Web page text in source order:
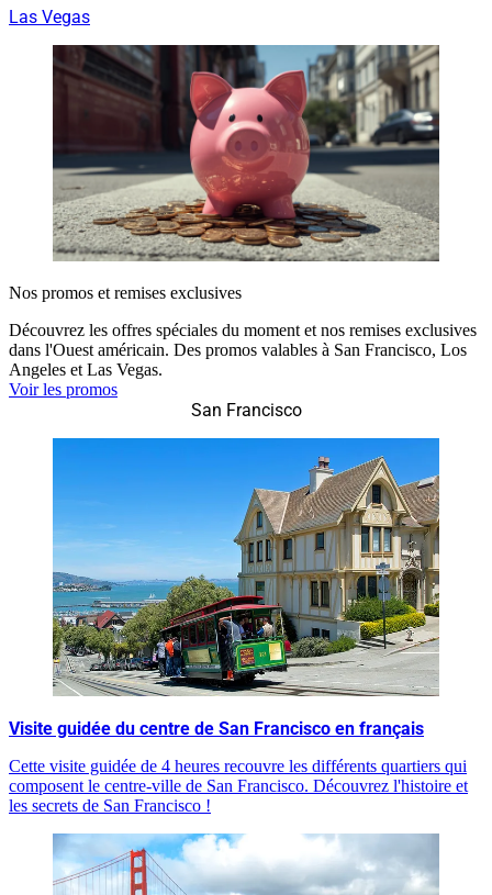
Las Vegas
Nos promos et remises exclusives
Découvrez les offres spéciales du moment et nos remises exclusives
dans l'Ouest américain. Des promos valables à San Francisco, Los
Angeles et Las Vegas.
Voir les promos
San Francisco
Visite guidée du centre de San Francisco en français
Cette visite guidée de 4 heures recouvre les différents quartiers qui
composent le centre-ville de San Francisco. Découvrez l'histoire et
les secrets de San Francisco !